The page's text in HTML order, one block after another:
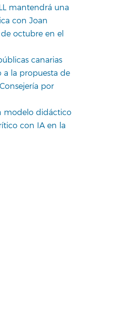
mantendrá una
con Joan
octubre en el
canarias
a la propuesta de
por
modelo didáctico
con IA en la